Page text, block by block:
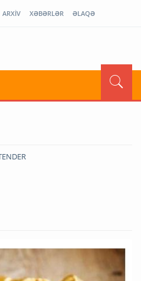
ARXİV XƏBƏRLƏR ƏLAQƏ